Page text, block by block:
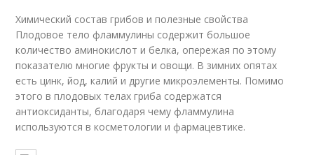
Химический состав грибов и полезные свойства
Плодовое тело фламмулины содержит большое
количество аминокислот и белка, опережая по этому
показателю многие фрукты и овощи. В зимних опятах
есть цинк, йод, калий и другие микроэлементы. Помимо
этого в плодовых телах гриба содержатся
антиоксиданты, благодаря чему фламмулина
используются в косметологии и фармацевтике.